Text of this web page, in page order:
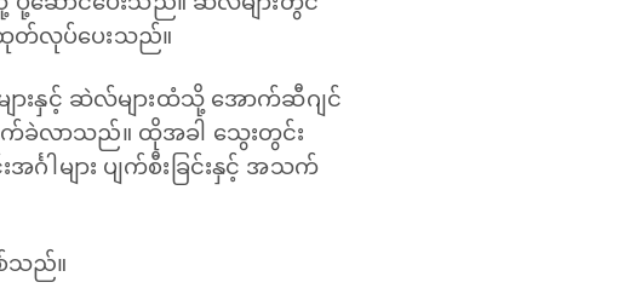
ထုတ်လုပ်ပေးသည်။
ားနှင့် ဆဲလ်များထံသို့ ‌အောက်ဆီဂျင်
က်ခဲလာသည်။ ထိုအခါ သွေးတွင်း
ဂါများ ပျက်စီးခြင်းနှင့် အသက်
သည်။